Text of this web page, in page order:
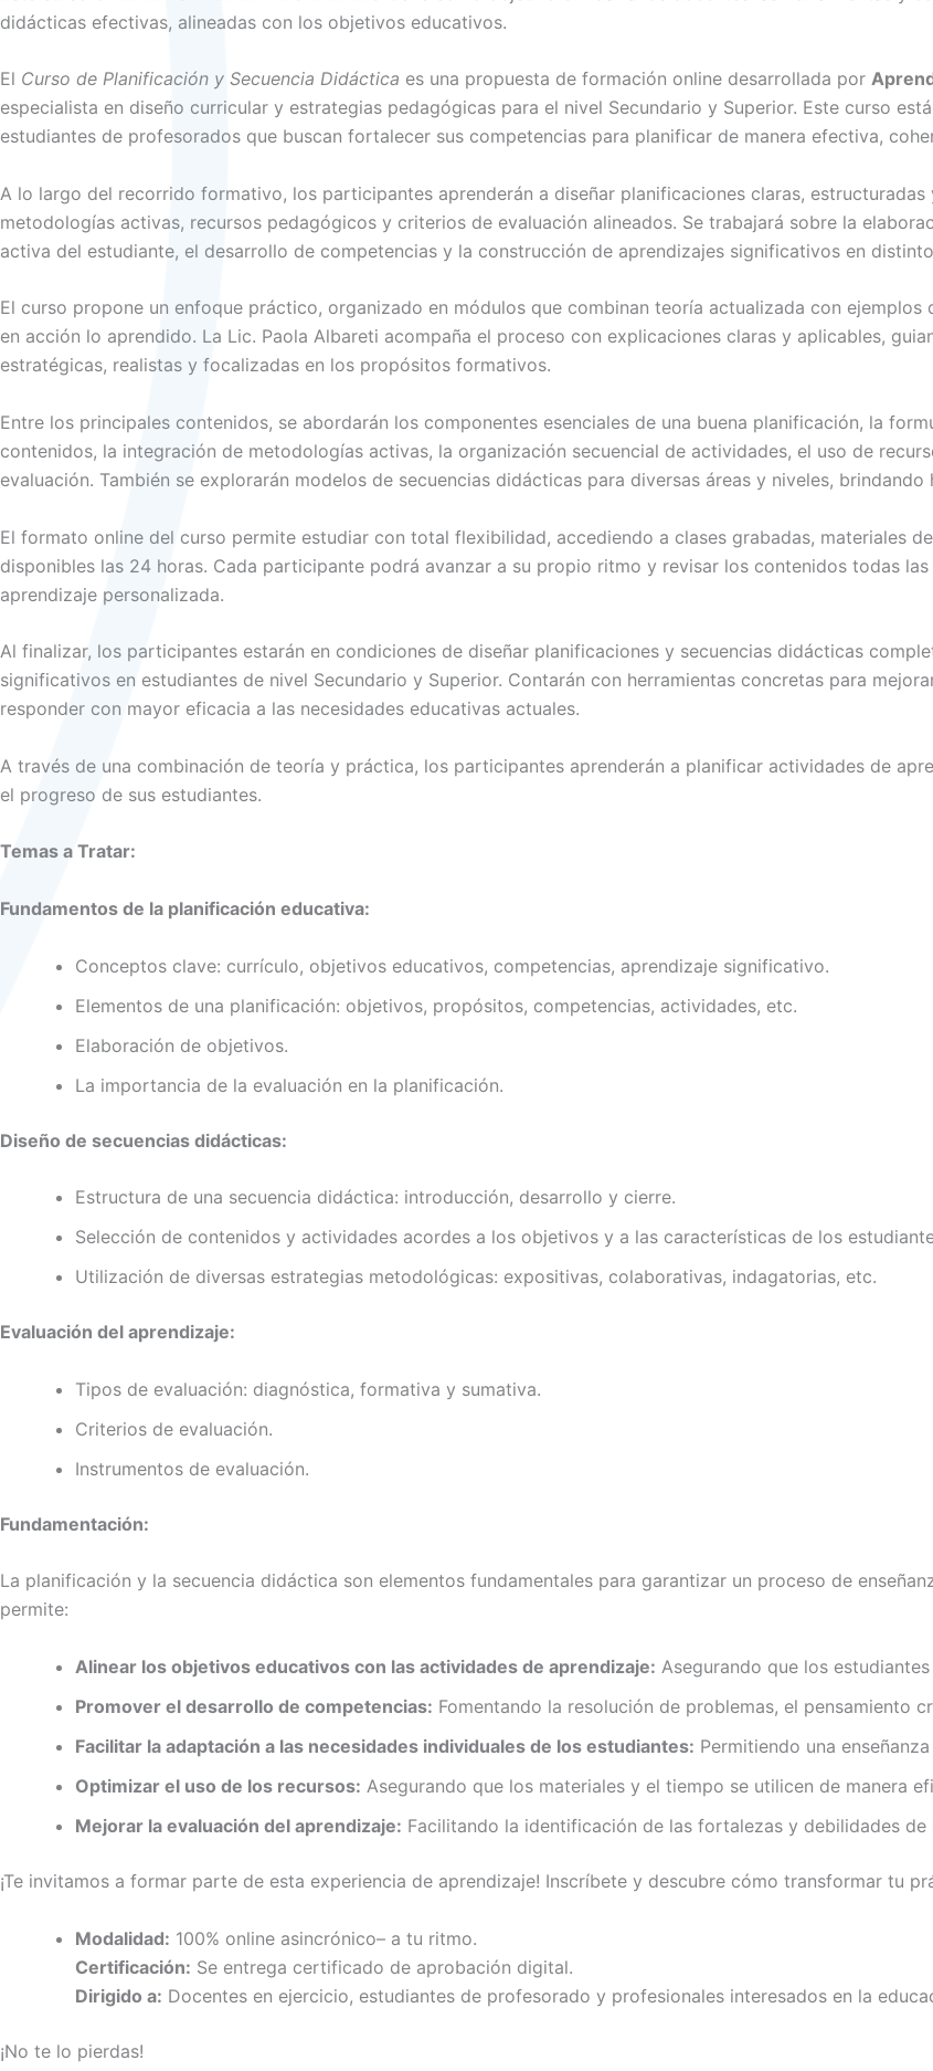
didácticas efectivas, alineadas con los objetivos educativos.
El Curso de Planificación y Secuencia Didáctica es una propuesta de formación online desarrollada por
especialista en diseño curricular y estrategias pedagógicas para el nivel Secundario y Superior. Este curso
estudiantes de profesorados que buscan fortalecer sus competencias para planificar de manera efectiva,
A lo largo del recorrido formativo, los participantes aprenderán a diseñar planificaciones claras,
metodologías activas, recursos pedagógicos y criterios de evaluación alineados. Se trabajará sobre la
activa del estudiante, el desarrollo de competencias y la construcción de aprendizajes significativos en
El curso propone un enfoque práctico, organizado en módulos que combinan teoría actualizada con
en acción lo aprendido. La Lic. Paola Albareti acompaña el proceso con explicaciones claras y aplicables,
estratégicas, realistas y focalizadas en los propósitos formativos.
Entre los principales contenidos, se abordarán los componentes esenciales de una buena planificación, la
contenidos, la integración de metodologías activas, la organización secuencial de actividades, el uso de
evaluación. También se explorarán modelos de secuencias didácticas para diversas áreas y niveles,
El formato online del curso permite estudiar con total flexibilidad, accediendo a clases grabadas, materiales
disponibles las 24 horas. Cada participante podrá avanzar a su propio ritmo y revisar los contenidos todas
aprendizaje personalizada.
Al finalizar, los participantes estarán en condiciones de diseñar planificaciones y secuencias didácticas
significativos en estudiantes de nivel Secundario y Superior. Contarán con herramientas concretas para
responder con mayor eficacia a las necesidades educativas actuales.
A través de una combinación de teoría y práctica, los participantes aprenderán a planificar actividades de
el progreso de sus estudiantes.
Temas a Tratar:
Fundamentos de la planificación educativa:
Conceptos clave: currículo, objetivos educativos, competencias, aprendizaje significativo.
Elementos de una planificación: objetivos, propósitos, competencias, actividades, etc.
Elaboración de objetivos.
La importancia de la evaluación en la planificación.
Diseño de secuencias didácticas:
Estructura de una secuencia didáctica: introducción, desarrollo y cierre.
Selección de contenidos y actividades acordes a los objetivos y a las características de los
Utilización de diversas estrategias metodológicas: expositivas, colaborativas, indagatorias, etc.
Evaluación del aprendizaje:
Tipos de evaluación: diagnóstica, formativa y sumativa.
Criterios de evaluación.
Instrumentos de evaluación.
Fundamentación:
La planificación y la secuencia didáctica son elementos fundamentales para garantizar un proceso de
permite:
Alinear los objetivos educativos con las actividades de aprendizaje: Asegurando que los
Promover el desarrollo de competencias: Fomentando la resolución de problemas, el pensamiento
Facilitar la adaptación a las necesidades individuales de los estudiantes: Permitiendo una
Optimizar el uso de los recursos: Asegurando que los materiales y el tiempo se utilicen de manera
Mejorar la evaluación del aprendizaje: Facilitando la identificación de las fortalezas y debilidades
¡Te invitamos a formar parte de esta experiencia de aprendizaje! Inscríbete y descubre cómo transformar tu
Modalidad: 100% online asincrónico– a tu ritmo.
Certificación: Se entrega certificado de aprobación digital.
Dirigido a: Docentes en ejercicio, estudiantes de profesorado y profesionales interesados en la
¡No te lo pierdas!